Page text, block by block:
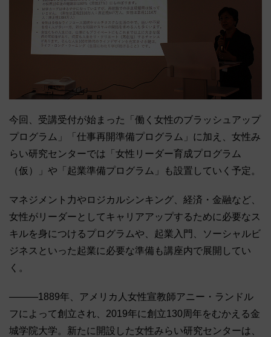
今回、受講受付が始まった「働く女性のブラッシュアップ
プログラム」「仕事再開準備プログラム」に加え、女性み
らい研究センターでは「女性リーダー育成プログラム
（仮）」や「起業準備プログラム」も設置していく予定。
マネジメント力やロジカルシンキング、経済・金融など、
女性がリーダーとしてキャリアアップするために必要なス
キルを身につけるプログラムや、起業入門、ソーシャルビ
ジネスといった起業に必要な準備も講座内で展開してい
く。
―――1889年、アメリカ人女性宣教師アニー・ランドル
フによって創立され、2019年に創立130周年をむかえる金
城学院大学。新たに開設した女性みらい研究センターは、